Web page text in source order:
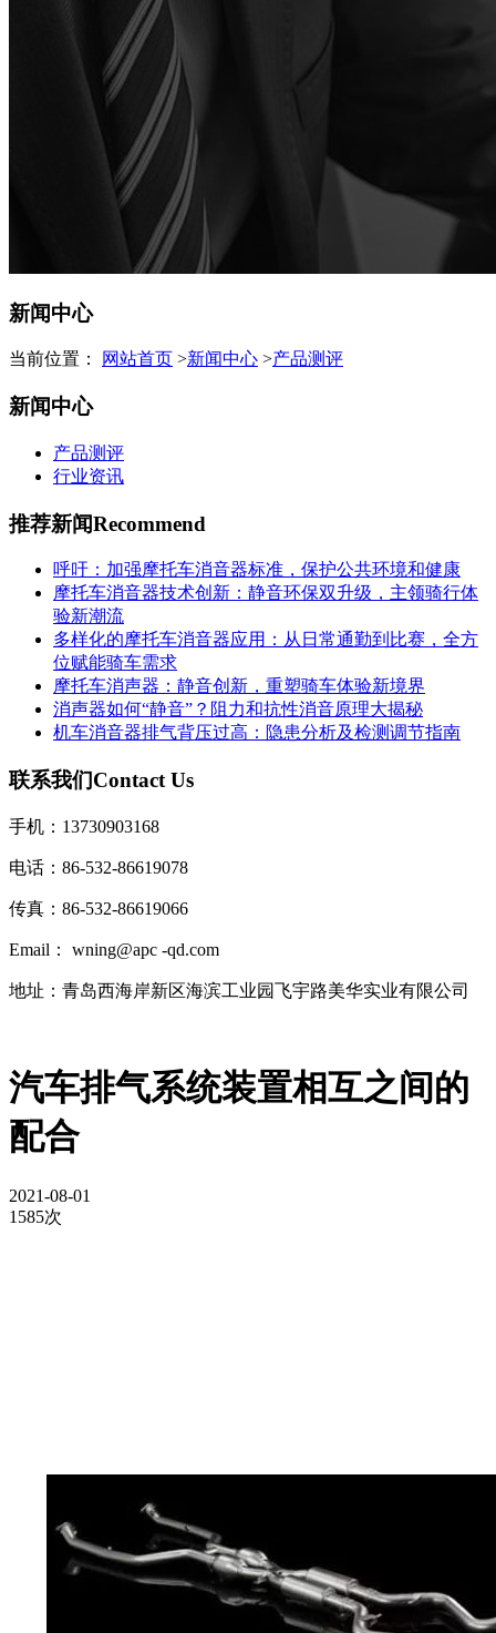
新闻中心
当前位置： 网站首页 >新闻中心 >产品测评
新闻中心
产品测评
行业资讯
推荐新闻Recommend
呼吁：加强摩托车消音器标准，保护公共环境和健康
摩托车消音器技术创新：静音环保双升级，主领骑行体
验新潮流
多样化的摩托车消音器应用：从日常通勤到比赛，全方
位赋能骑车需求
摩托车消声器：静音创新，重塑骑车体验新境界
消声器如何“静音”？阻力和抗性消音原理大揭秘
机车消音器排气背压过高：隐患分析及检测调节指南
联系我们Contact Us
手机：13730903168
电话：86-532-86619078
传真：86-532-86619066
Email： wning@apc -qd.com
地址：青岛西海岸新区海滨工业园飞宇路美华实业有限公司
汽车排气系统装置相互之间的
配合
2021-08-01
1585次